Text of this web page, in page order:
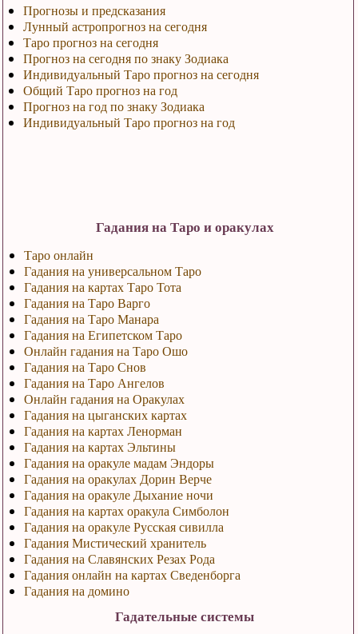
Прогнозы и предсказания
Лунный астропрогноз на сегодня
Таро прогноз на сегодня
Прогноз на сегодня по знаку Зодиака
Индивидуальный Таро прогноз на сегодня
Общий Таро прогноз на год
Прогноз на год по знаку Зодиака
Индивидуальный Таро прогноз на год
Гадания на Таро и оракулах
Таро онлайн
Гадания на универсальном Таро
Гадания на картах Таро Тота
Гадания на Таро Варго
Гадания на Таро Манара
Гадания на Египетском Таро
Онлайн гадания на Таро Ошо
Гадания на Таро Снов
Гадания на Таро Ангелов
Онлайн гадания на Оракулах
Гадания на цыганских картах
Гадания на картах Ленорман
Гадания на картах Эльтины
Гадания на оракуле мадам Эндоры
Гадания на оракулах Дорин Верче
Гадания на оракуле Дыхание ночи
Гадания на картах оракула Симболон
Гадания на оракуле Русская сивилла
Гадания Мистический хранитель
Гадания на Славянских Резах Рода
Гадания онлайн на картах Сведенборга
Гадания на домино
Гадательные системы